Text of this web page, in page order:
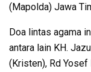
(Mapolda) Jawa
Doa lintas agama
antara lain KH.
(Kristen), Rd